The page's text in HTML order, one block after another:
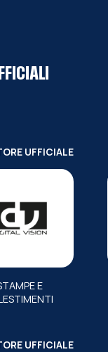
UFFICIALE
E
UFFICIALE